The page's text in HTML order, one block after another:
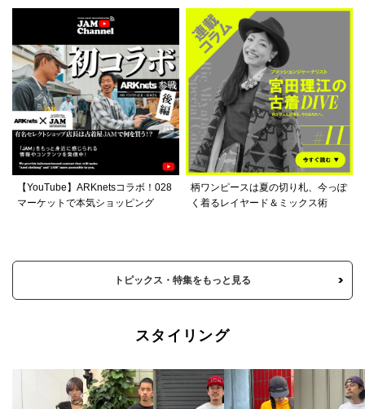
【YouTube】ARKnetsコラボ！028
マーケットで本気ショッピング
柄ワンピースは夏の切り札、今っぽ
く着るレイヤード＆ミックス術
トピックス・特集をもっと見る
スタイリング